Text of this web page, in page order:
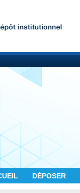
DÉPOSER